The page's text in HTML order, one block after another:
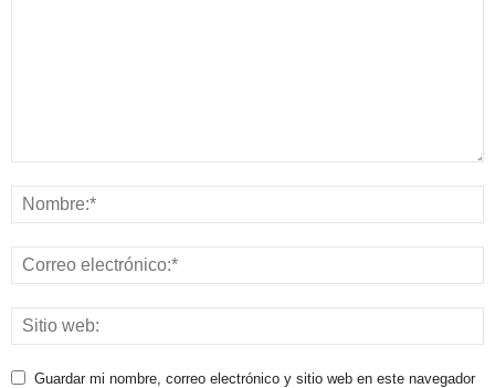
Guardar mi nombre, correo electrónico y sitio web en este navegador